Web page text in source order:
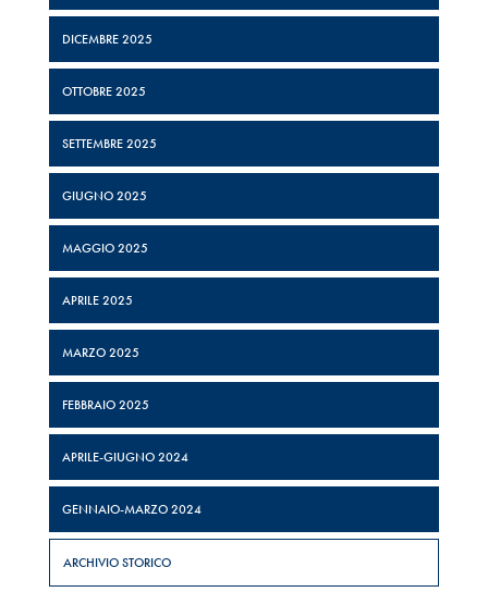
DICEMBRE 2025
OTTOBRE 2025
SETTEMBRE 2025
GIUGNO 2025
MAGGIO 2025
APRILE 2025
MARZO 2025
FEBBRAIO 2025
APRILE-GIUGNO 2024
GENNAIO-MARZO 2024
ARCHIVIO STORICO